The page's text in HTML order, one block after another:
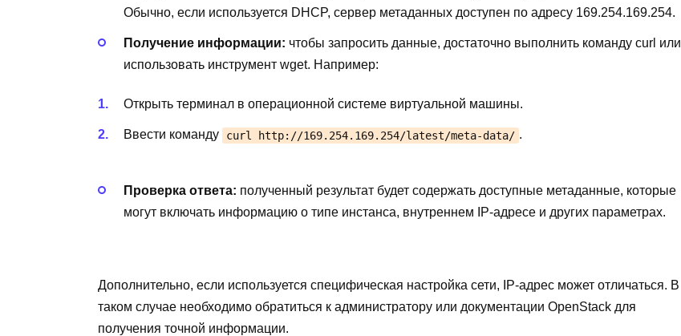
Обычно, если используется DHCP, сервер метаданных доступен по адресу 169.254.169.254.
Получение информации: чтобы запросить данные, достаточно выполнить команду curl или
использовать инструмент wget. Например:
Открыть терминал в операционной системе виртуальной машины.
Ввести команду curl http://169.254.169.254/latest/meta-data/ .
Проверка ответа: полученный результат будет содержать доступные метаданные, которые
могут включать информацию о типе инстанса, внутреннем IP-адресе и других параметрах.
Дополнительно, если используется специфическая настройка сети, IP-адрес может отличаться. В
таком случае необходимо обратиться к администратору или документации OpenStack для
получения точной информации.